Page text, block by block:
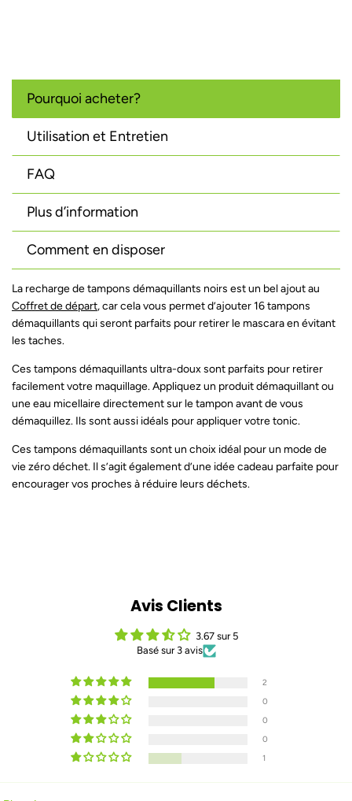
Pourquoi acheter?
Utilisation et Entretien
FAQ
Plus d’information
Comment en disposer
La recharge de tampons démaquillants noirs est un bel ajout au
Coffret de départ, car cela vous permet d’ajouter 16 tampons
démaquillants qui seront parfaits pour retirer le mascara en évitant
les taches.
Ces tampons démaquillants ultra-doux sont parfaits pour retirer
facilement votre maquillage. Appliquez un produit démaquillant ou
une eau micellaire directement sur le tampon avant de vous
démaquillez. Ils sont aussi idéals pour appliquer votre tonic.
Ces tampons démaquillants sont un choix idéal pour un mode de
vie zéro déchet. Il s’agit également d’une idée cadeau parfaite pour
encourager vos proches à réduire leurs déchets.
Avis Clients
3.67 sur 5
Basé sur 3 avis
2
0
0
0
1